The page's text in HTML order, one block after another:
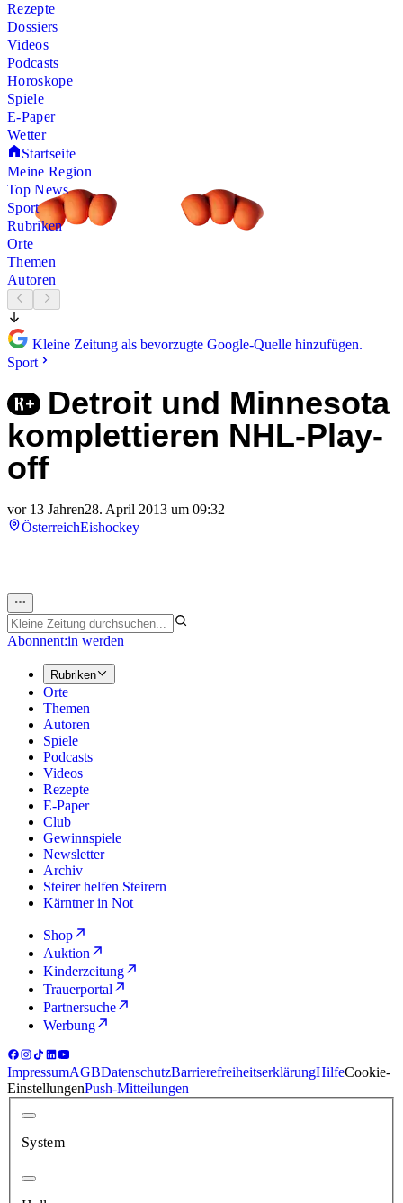
Rezepte
Dossiers
Videos
Podcasts
Horoskope
Spiele
E-Paper
Wetter
Startseite
Meine Region
Top News
Sport
Rubriken
Orte
Themen
Autoren
Kleine Zeitung als bevorzugte Google-Quelle hinzufügen.
Sport
Detroit und Minnesota
komplettieren NHL-Play-
off
vor 13 Jahren28. April 2013 um 09:32
ÖsterreichEishockey
Abonnent:in werden
Rubriken
Orte
Themen
Autoren
Spiele
Podcasts
Videos
Rezepte
E-Paper
Club
Gewinnspiele
Newsletter
Archiv
Steirer helfen Steirern
Kärntner in Not
Shop
Auktion
Kinderzeitung
Trauerportal
Partnersuche
Werbung
ImpressumAGBDatenschutzBarrierefreiheitserklärungHilfeCookie-
EinstellungenPush-Mitteilungen
System